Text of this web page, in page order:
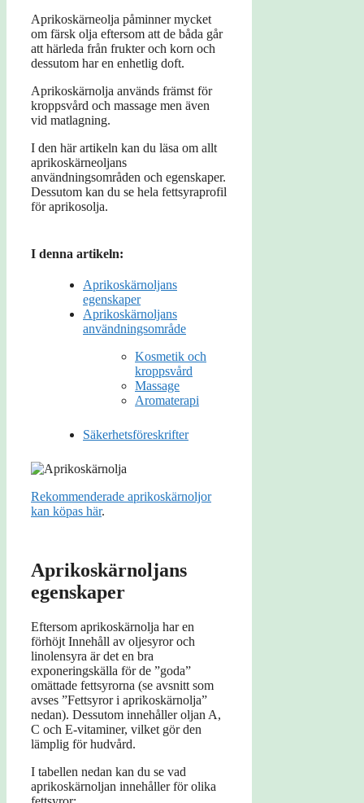
Aprikoskärneolja påminner mycket
om färsk olja eftersom att de båda går
att härleda från frukter och korn och
dessutom har en enhetlig doft.
Aprikoskärnolja används främst för
kroppsvård och massage men även
vid matlagning.
I den här artikeln kan du läsa om allt
aprikoskärneoljans
användningsområden och egenskaper.
Dessutom kan du se hela fettsyraprofil
för aprikosolja.
I denna artikeln:
Aprikoskärnoljans
egenskaper
Aprikoskärnoljans
användningsområde
Kosmetik och
kroppsvård
Massage
Aromaterapi
Säkerhetsföreskrifter
Rekommenderade aprikoskärnoljor
kan köpas här.
Aprikoskärnoljans
egenskaper
Eftersom aprikoskärnolja har en
förhöjt Innehåll av oljesyror och
linolensyra är det en bra
exponeringskälla för de ”goda”
omättade fettsyrorna (se avsnitt som
avses ”Fettsyror i aprikoskärnolja”
nedan). Dessutom innehåller oljan A,
C och E-vitaminer, vilket gör den
lämplig för hudvård.
I tabellen nedan kan du se vad
aprikoskärnoljan innehåller för olika